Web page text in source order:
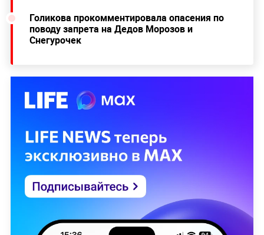
Голикова прокомментировала опасения по
поводу запрета на Дедов Морозов и
Снегурочек